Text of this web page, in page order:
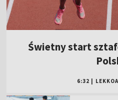
Świetny start
6:32